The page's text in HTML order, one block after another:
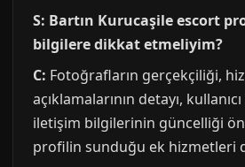
S: Bartın Kurucaşile escort
bilgilere dikkat etmeliyim?
C: Fotoğrafların gerçekçiliği,
açıklamalarının detayı,
iletişim bilgilerinin güncelliği
profilin sunduğu ek hizmetleri